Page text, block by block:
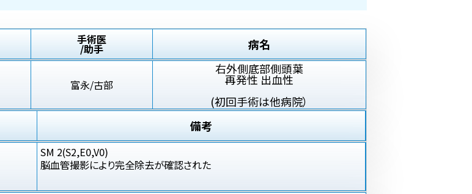
手術医
/助手 病名
富永/古部
右外側底部側頭葉
再発性 出血性
(初回手術は他病院）
備考
SM 2(S2,E0,V0)
脳血管撮影により完全除去が確認された